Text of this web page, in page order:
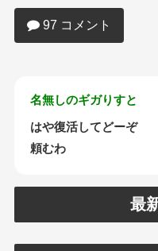
が最強すぎたＡＶ
97 コメント
名無しのギガりすと
はや復活してどーぞ
頼むわ
最